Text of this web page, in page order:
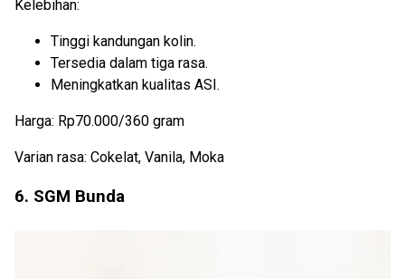
Kelebihan:
Tinggi kandungan kolin.
Tersedia dalam tiga rasa.
Meningkatkan kualitas ASI.
Harga: Rp70.000/360 gram
Varian rasa: Cokelat, Vanila, Moka
6. SGM Bunda